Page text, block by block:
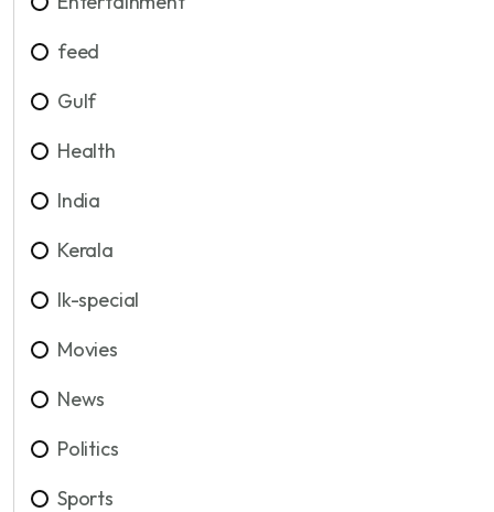
feed
Gulf
Health
India
Kerala
lk-special
Movies
News
Politics
Sports